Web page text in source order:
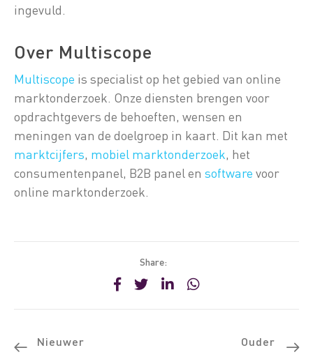
ingevuld.
Over Multiscope
Multiscope is specialist op het gebied van online
marktonderzoek. Onze diensten brengen voor
opdrachtgevers de behoeften, wensen en
meningen van de doelgroep in kaart. Dit kan met
marktcijfers, mobiel marktonderzoek, het
consumentenpanel, B2B panel en software voor
online marktonderzoek.
Share:
Nieuwer Ouder